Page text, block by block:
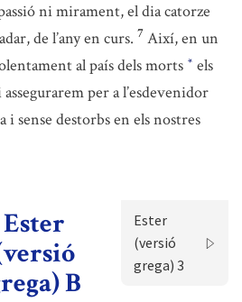
ni mirament, el dia catorze
de l’any en curs. 7 Així, en un
al país dels morts * els
assegurarem per a l’esdevenidor
sense destorbs en els nostres
Ester
B
Ester
(versió
grega) 3